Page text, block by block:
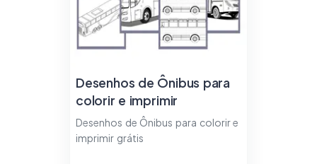
Desenhos de Ônibus para
colorir e imprimir
Desenhos de Ônibus para colorir e
imprimir grátis